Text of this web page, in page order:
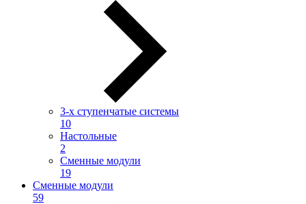
3-х ступенчатые системы
10
Настольные
2
Сменные модули
19
Сменные модули
59